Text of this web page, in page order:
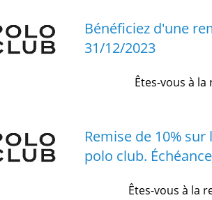
Bénéficiez d'une
31/12/2023
Êtes-vous à
Remise de 10%
polo club.
Êtes-vous à la